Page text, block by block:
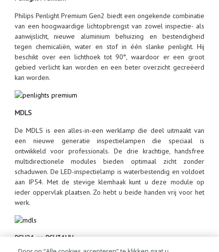
Philips Penlight Premium Gen2 biedt een ongekende combinatie
van een hoogwaardige lichtopbrengst van zowel inspectie- als
aanwijslicht, nieuwe aluminium behuizing en bestendigheid
tegen chemicaliën, water en stof in één slanke penlight. Hij
beschikt over een lichthoek tot 90°, waardoor er een groot
gebied verlicht kan worden en een beter overzicht gecreëerd
kan worden.
MDLS
De MDLS is een alles-in-een werklamp die deel uitmaakt van
een nieuwe generatie inspectielampen die speciaal is
ontwikkeld voor professionals. De drie krachtige, handsfree
multidirectionele modules bieden optimaal zicht zonder
schaduwen. De LED-inspectielamp is waterbestendig en voldoet
aan IP54. Met de stevige klemhaak kunt u deze module op
ieder oppervlak plaatsen. Zo hebt u beide handen vrij voor het
werk.
RCH21 en RCH31UV